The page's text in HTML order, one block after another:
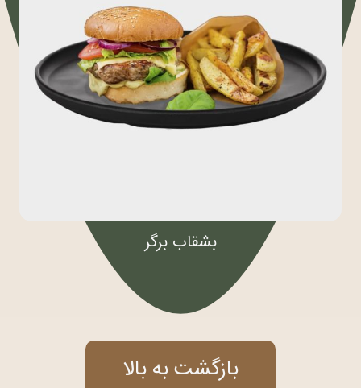
بشقاب برگر
بازگشت به بالا